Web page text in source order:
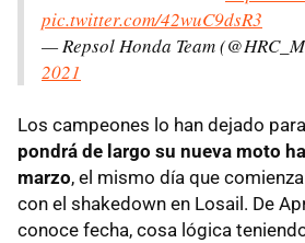
pic.twitter.com/42wuC9dsR3
— Repsol Honda Team
2021
Los campeones lo han dejado
pondrá de largo su nueva moto
marzo, el mismo día que
con el shakedown en Losail. De
conoce fecha, cosa lógica